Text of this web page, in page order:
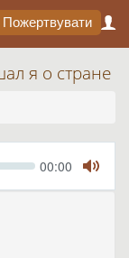
Пожертвувати
я о стране
Current
00:00
Mute